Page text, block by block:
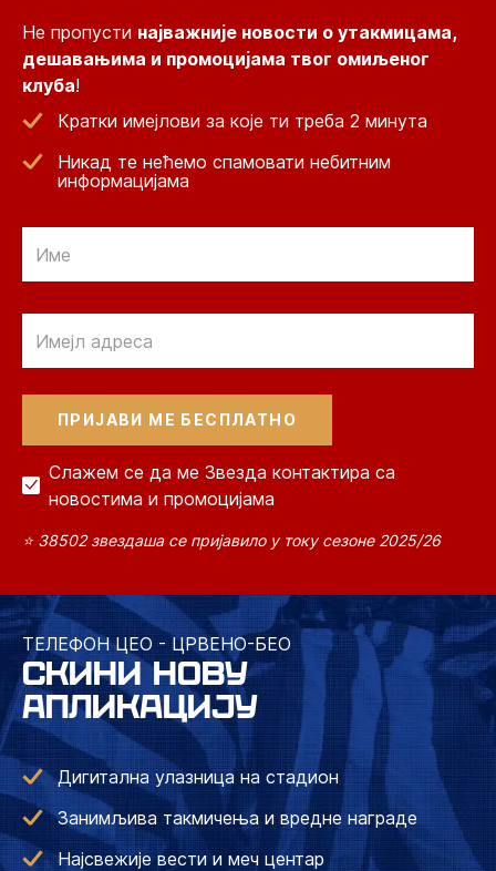
Не пропусти најважније новости о утакмицама,
дешавањима и промоцијама твог омиљеног
клуба!
Кратки имејлови за које ти треба 2 минута
Никад те нећемо спамовати небитним
информацијама
Слажем се да ме Звезда контактира са
новостима и промоцијама
⭐ 38502 звездаша се пријавило у току сезоне 2025/26
ТЕЛЕФОН ЦЕО - ЦРВЕНО-БЕО
СКИНИ НОВУ
АПЛИКАЦИЈУ
Дигитална улазница на стадион
Занимљива такмичења и вредне награде
Најсвежије вести и меч центар